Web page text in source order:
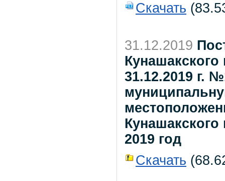
Скачать
31.12.2019
31.12.2019 г.
2019 год
Скачать